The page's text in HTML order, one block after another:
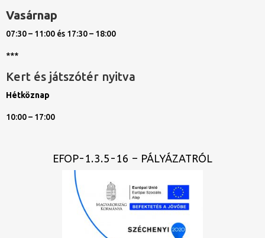
Vasárnap
07:30 – 11:00 és 17:30 – 18:00
***
Kert és játszótér nyitva
Hétköznap
10:00 – 17:00
EFOP-1.3.5-16 – PÁLYÁZATRÓL